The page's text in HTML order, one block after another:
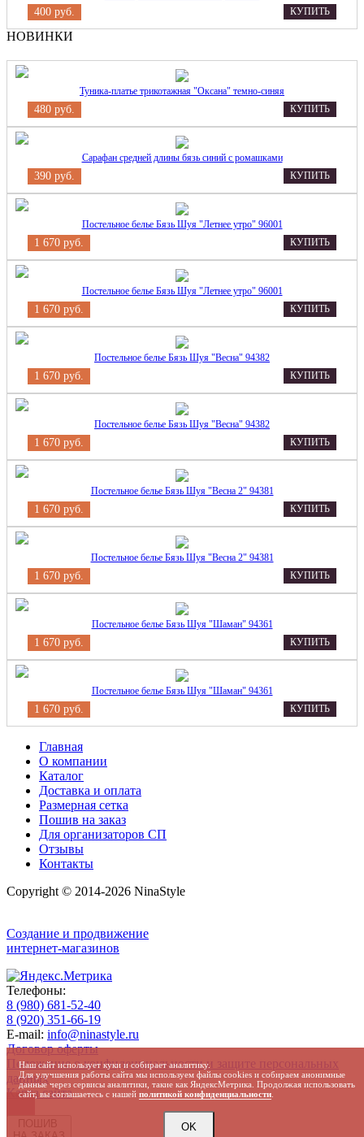
400 руб. КУПИТЬ
НОВИНКИ
Туника-платье трикотажная "Оксана" темно-синяя
480 руб. КУПИТЬ
Сарафан средней длины бязь синий с ромашками
390 руб. КУПИТЬ
Постельное белье Бязь Шуя "Летнее утро" 96001
1 670 руб. КУПИТЬ
Постельное белье Бязь Шуя "Летнее утро" 96001
1 670 руб. КУПИТЬ
Постельное белье Бязь Шуя "Весна" 94382
1 670 руб. КУПИТЬ
Постельное белье Бязь Шуя "Весна" 94382
1 670 руб. КУПИТЬ
Постельное белье Бязь Шуя "Весна 2" 94381
1 670 руб. КУПИТЬ
Постельное белье Бязь Шуя "Весна 2" 94381
1 670 руб. КУПИТЬ
Постельное белье Бязь Шуя "Шаман" 94361
1 670 руб. КУПИТЬ
Постельное белье Бязь Шуя "Шаман" 94361
1 670 руб. КУПИТЬ
Главная
О компании
Каталог
Доставка и оплата
Размерная сетка
Пошив на заказ
Для организаторов СП
Отзывы
Контакты
Copyright © 2014-2026 NinaStyle
Создание и продвижение
интернет-магазинов
Телефоны:
8 (980) 681-52-40
8 (920) 351-66-19
E-mail: info@ninastyle.ru
Договор оферты
Положение о конфиденциальности и защите персональных
данных
Карта сайта
ПОШИВ
Наш сайт использует куки и собирает аналитику.
Для улучшения работы сайта мы используем файлы cookies и собираем анонимные
данные через сервисы аналитики, такие как ЯндексМетрика. Продолжая использовать
сайт, вы соглашаетесь с нашей политикой конфиденциальности
OK